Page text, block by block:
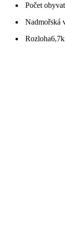
Počet
Nadmořská
Rozloha